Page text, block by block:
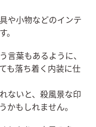
や小物などのインテ
。
言葉もあるように、
も落ち着く内装に仕
ないと、殺風景な印
かもしれません。